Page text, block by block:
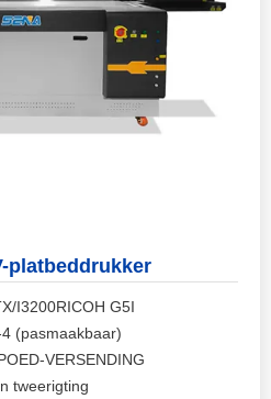
platbeddrukker
I3200RICOH G5I
(pasmaakbaar)
VERSENDING
tweerigting